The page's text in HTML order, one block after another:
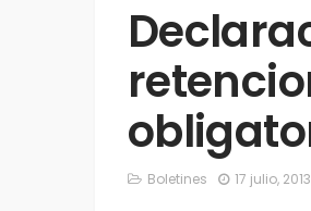
Boletines 17 julio, 2013